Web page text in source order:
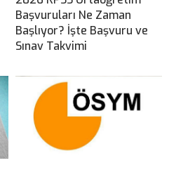
Başvuruları Ne Zaman
Başlıyor? İşte Başvuru ve
Sınav Takvimi